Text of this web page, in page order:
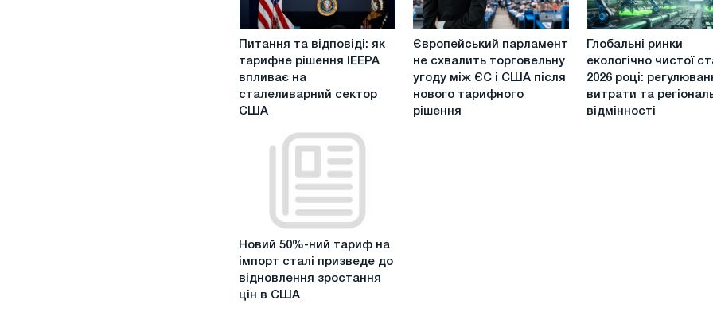
Питання
відповіді:
тарифне
сталеливарний
Питання та відповіді: як
тарифне рішення IEEPA
впливає на
сталеливарний сектор
США
Європейський
парламент
схвалить
торговельну
угоду
Європейський парламент
не схвалить торговельну
угоду між ЄС і США після
нового тарифного
рішення
Глобальні
екологічно
чистої
сталі
Глобальні ринки
екологічно чистої
2026 році:
витрати та
відмінності
Новий
50%-
ний
тариф
на
Новий 50%-ний тариф на
імпорт сталі призведе до
відновлення зростання
цін в США